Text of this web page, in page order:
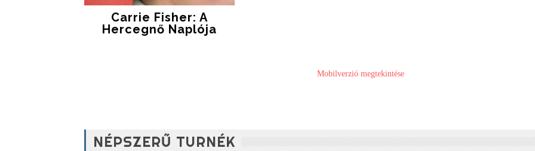
Carrie Fisher: A
Hercegnő Naplója
Mobilverzió megtekintése
NÉPSZERŰ TURNÉK